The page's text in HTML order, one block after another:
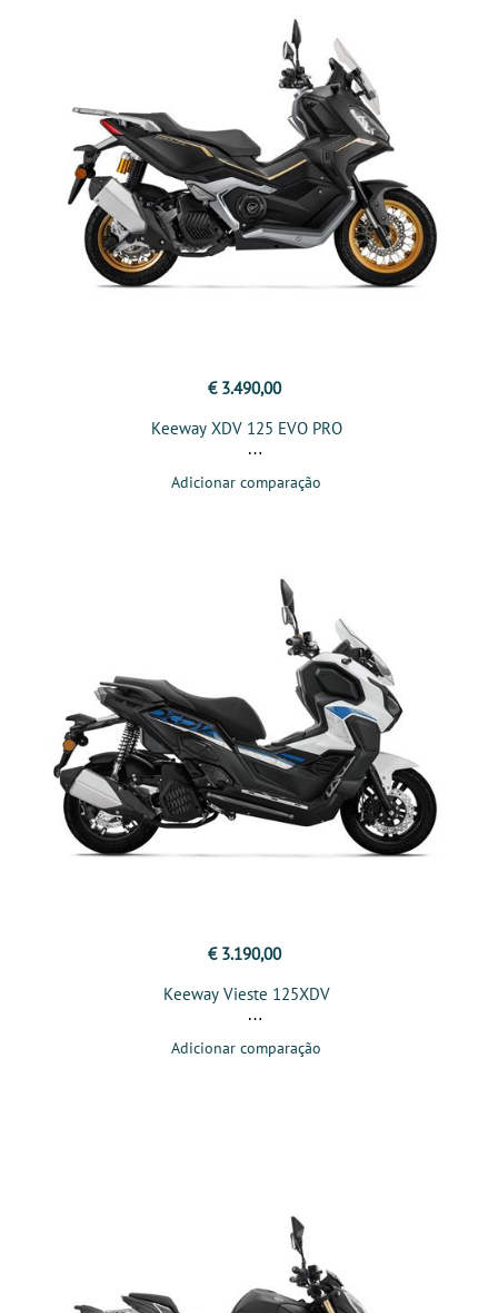
€ 3.490,00
Keeway XDV 125 EVO PRO
Adicionar comparação
€ 3.190,00
Keeway Vieste 125XDV
Adicionar comparação